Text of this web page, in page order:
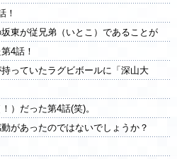
！
東が従兄弟（いとこ）であることが
4話！
っていたラグビボールに「深山大
）だった第4話(笑)。
があったのではないでしょうか？